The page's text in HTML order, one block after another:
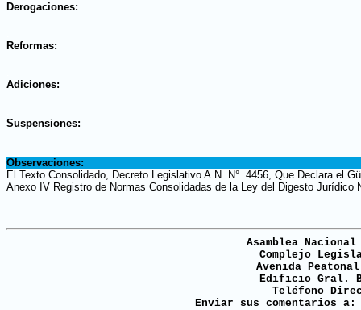
Derogaciones:
Reformas:
Adiciones:
Suspensiones:
Observaciones:
El Texto Consolidado, Decreto Legislativo A.N. N°. 4456, Que Declara el
Anexo IV Registro de Normas Consolidadas de la Ley del Digesto Jurídico
Asamblea
Complejo
Avenida
Edificio Gral.
Teléfono
Enviar sus comentarios